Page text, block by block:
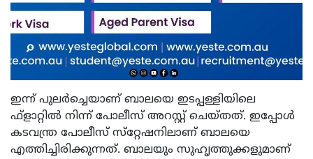
ഇന്ന് പുലര്‍ച്ചെയാണ് ബാലയെ ഇടപ്പള്ളിയിലെ
ഫ്‌ളാറ്റില്‍ നിന്ന് പോലീസ് അറസ്റ്റ് ചെയ്തത്. ഇപ്പോള്‍
കടവന്ത്ര പോലീസ് സ്‌റ്റേഷനിലാണ് ബാലയെ
എത്തിച്ചിരിക്കുന്നത്. ബാലയും സുഹൃത്തുക്കളുമാണ്